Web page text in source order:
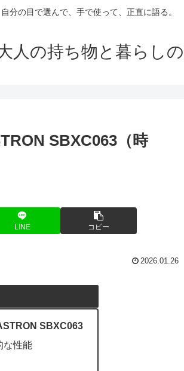
分の目で選んで、手で使って、正直に語る。
人の持ち物と暮らし
SBXC063（時
LINE コピー
2026.01.26
SBXC063
な性能